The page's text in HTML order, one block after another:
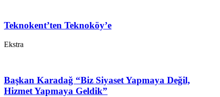
Teknokent’ten Teknoköy’e
Ekstra
Başkan Karadağ “Biz Siyaset Yapmaya Değil,
Hizmet Yapmaya Geldik”